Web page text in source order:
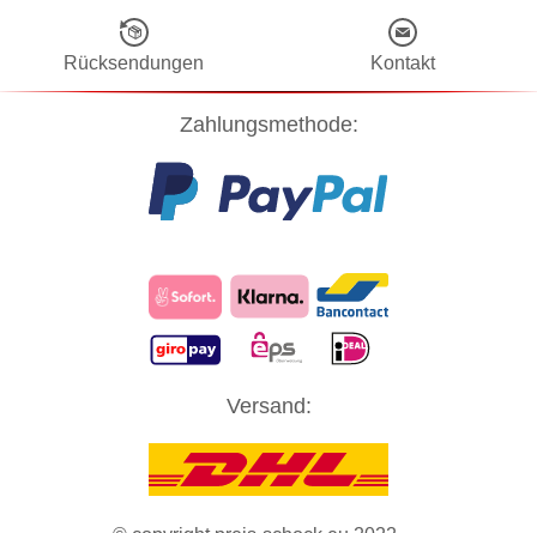
zu Ihren Rechten als Benutzer finden Sie in unserer
Cookies zu akzeptieren und direkt unsere Website besuchen zu
ZUSTIMMUNG
Rücksendungen Kontakt
Zahlungsmethode:
Versand: